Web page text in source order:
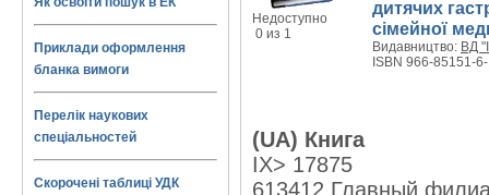
Приклади оформлення
бланка вимоги
Перелік наукових
спеціальностей
Скорочені таблиці УДК
Недоступно
0 из 1
дитячих
сімейної
Видавництво: ВД
ISBN 966-85151-
(UA) Книга
IX> 17875
613412 Главный